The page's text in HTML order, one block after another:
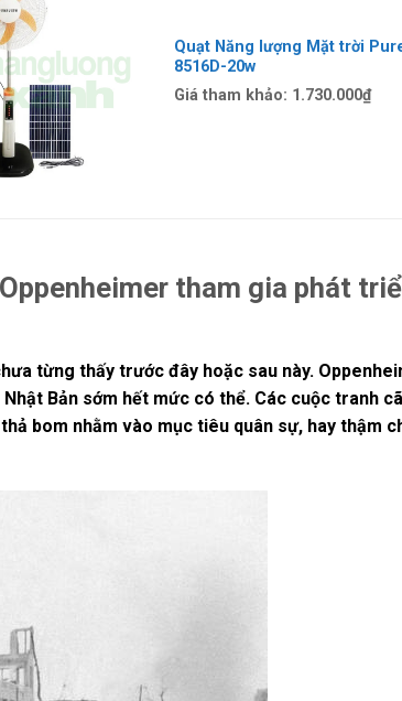
Quạt Năng lượng Mặt trời
8516D-20w
Giá tham khảo: 1.730.000₫
tham gia phát
từng thấy trước đây hoặc sau này.
Bản sớm hết mức có thể. Các cuộc tranh
bom nhằm vào mục tiêu quân sự, hay thậm